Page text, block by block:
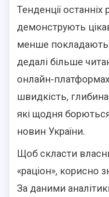
Тенденції останніх
демонструють
менше
дедалі більше
онлайн-
швидкість,
які щодня
новин України.
Щоб скласти
«раціон», корисно
За даними